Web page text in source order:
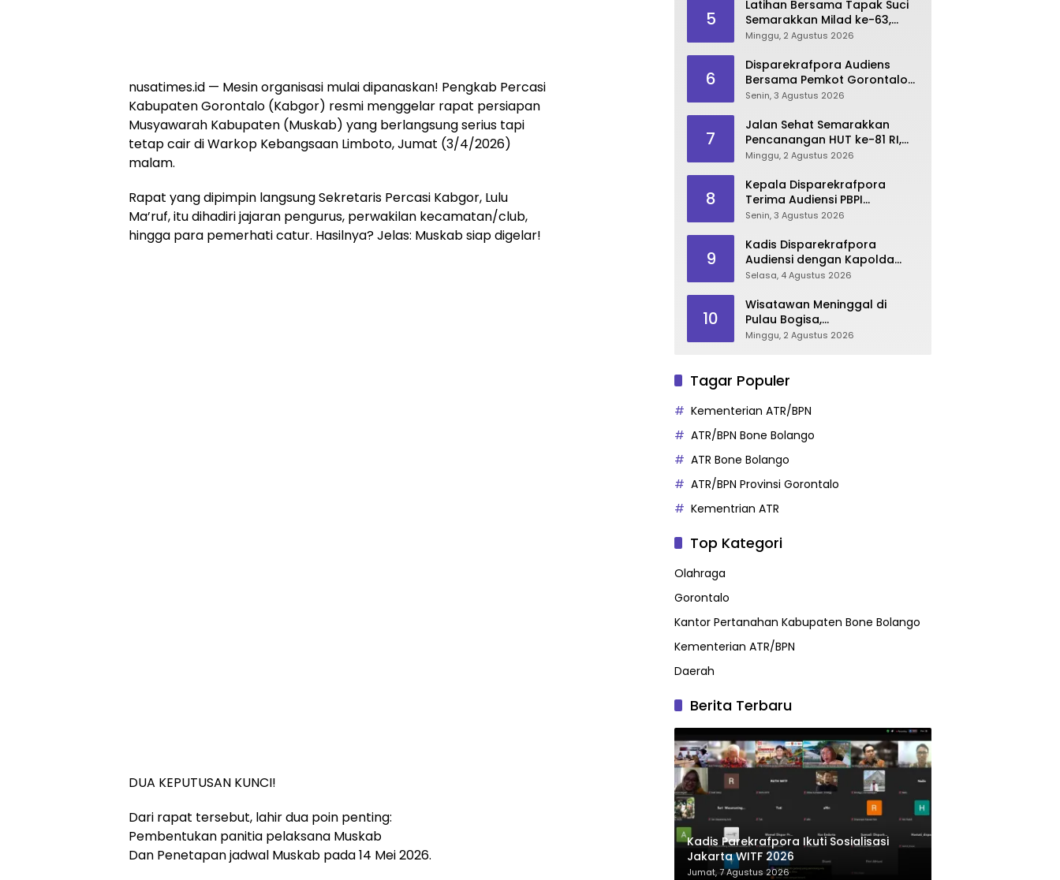
nusatimes.id — Mesin organisasi mulai dipanaskan! Pengkab Percasi
Kabupaten Gorontalo (Kabgor) resmi menggelar rapat persiapan
Musyawarah Kabupaten (Muskab) yang berlangsung serius tapi
tetap cair di Warkop Kebangsaan Limboto, Jumat (3/4/2026)
malam.
Rapat yang dipimpin langsung Sekretaris Percasi Kabgor, Lulu
Ma’ruf, itu dihadiri jajaran pengurus, perwakilan kecamatan/club,
hingga para pemerhati catur. Hasilnya? Jelas: Muskab siap digelar!
DUA KEPUTUSAN KUNCI!
Dari rapat tersebut, lahir dua poin penting:
Pembentukan panitia pelaksana Muskab
Dan Penetapan jadwal Muskab pada 14 Mei 2026.
5
Latihan Bersama Tapak Suci
Semarakkan Milad ke-63,
Sultan Kalupe Ajak Atlet
Minggu, 2 Agustus 2026
6
Disparekrafpora Audiens
Bersama Pemkot Gorontalo
Bahas Dukungan GKK 2026
Senin, 3 Agustus 2026
7
Jalan Sehat Semarakkan
Pencanangan HUT ke-81 RI,
Danau Perintis Jadi Etalase
Minggu, 2 Agustus 2026
8
Kepala Disparekrafpora
Terima Audiensi PBPI
Gorontalo.
Senin, 3 Agustus 2026
9
Kadis Disparekrafpora
Audiensi dengan Kapolda
Gorontalo, Perkuat Sinergi
Karnaval Karawo 2026
Selasa, 4 Agustus 2026
10
Wisatawan Meninggal di
Pulau Bogisa,
Disparekrafpora Sampaikan
Minggu, 2 Agustus 2026
Tagar Populer
Kementerian ATR/BPN
ATR/BPN Bone Bolango
ATR Bone Bolango
ATR/BPN Provinsi Gorontalo
Kementrian ATR
Top Kategori
Olahraga
Gorontalo
Kantor Pertanahan Kabupaten Bone Bolango
Kementerian ATR/BPN
Daerah
Berita Terbaru
Kadis Parekrafpora Ikuti Sosialisasi
Jakarta WITF 2026
Jumat, 7 Agustus 2026